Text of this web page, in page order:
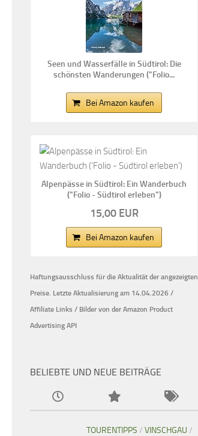
Seen und Wasserfälle in Südtirol: Die
schönsten Wanderungen ("Folio...
Bei Amazon kaufen
Alpenpässe in Südtirol: Ein Wanderbuch
("Folio - Südtirol erleben")
15,00 EUR
Bei Amazon kaufen
Haftungsausschluss für die Aktualität der angezeigten
Preise. Letzte Aktualisierung am 14.04.2026 /
Affiliate Links / Bilder von der Amazon Product
Advertising API
BELIEBTE UND NEUE BEITRÄGE
TOURENTIPPS / VINSCHGAU /